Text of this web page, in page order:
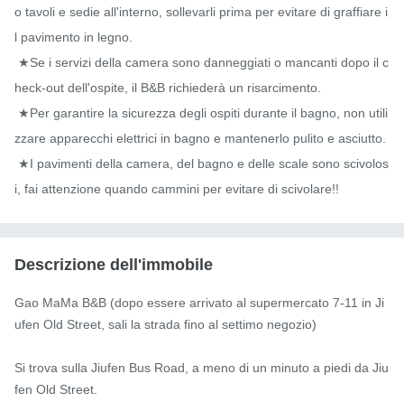
o tavoli e sedie all'interno, sollevarli prima per evitare di graffiare i
l pavimento in legno.
heck-out dell'ospite, il B&B richiederà un risarcimento.
zzare apparecchi elettrici in bagno e mantenerlo pulito e asciutto.
i, fai attenzione quando cammini per evitare di scivolare!!
Descrizione dell'immobile
Gao MaMa B&B (dopo essere arrivato al supermercato 7-11 in Ji
ufen Old Street, sali la strada fino al settimo negozio)
Si trova sulla Jiufen Bus Road, a meno di un minuto a piedi da Jiu
fen Old Street.